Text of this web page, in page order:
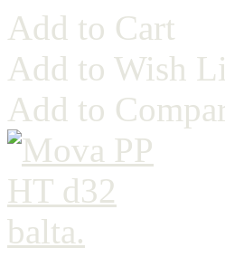
Add to Cart
Add to Wish
Add to